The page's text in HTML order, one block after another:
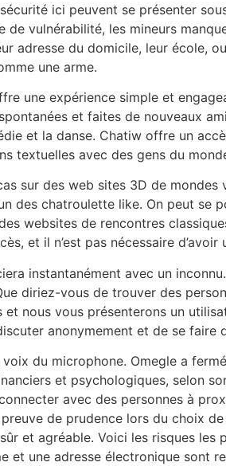
ici peuvent se présenter
de vulnérabilité, les mineurs
adresse du domicile, leur école,
une arme.
une expérience simple et
et faites de nouveaux
et la danse. Chatiw offre un
textuelles avec des gens du
sur des web sites 3D de
chatroulette like. On peut se
websites de rencontres
et il n’est pas nécessaire
instantanément avec un
diriez-vous de trouver des
nous vous présenterons un
anonymement et de se faire
du microphone. Omegle a
et psychologiques, selon
avec des personnes à
de prudence lors du choix
et agréable. Voici les risques les
une adresse électronique sont